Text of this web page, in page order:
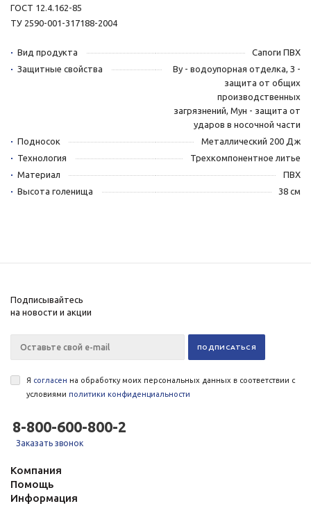
ГОСТ 12.4.162-85
ТУ 2590-001-317188-2004
Вид продукта
Сапоги ПВХ
Защитные свойства
Ву - водоупорная отделка, З -
защита от общих
производственных
загрязнений, Мун - защита от
ударов в носочной части
Подносок
Металлический 200 Дж
Технология
Трехкомпонентное литье
Материал
ПВХ
Высота голенища
38 см
Подписывайтесь
на новости и акции
Я согласен на обработку моих персональных данных в соответствии с
условиями политики конфиденциальности
8-800-600-800-2
Заказать звонок
Компания
Помощь
Информация